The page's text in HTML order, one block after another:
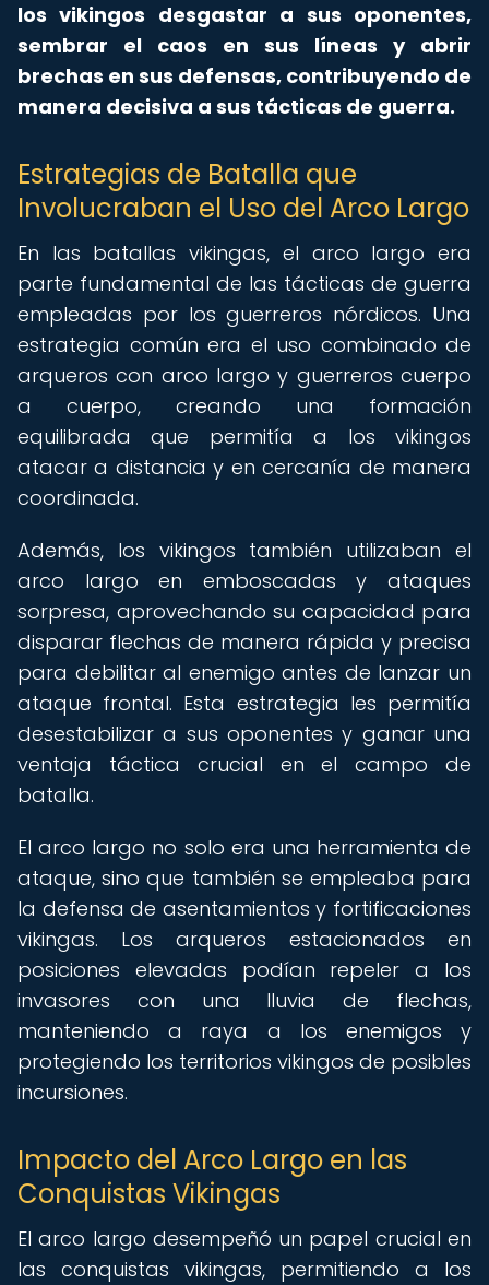
los vikingos desgastar a sus oponentes,
sembrar el caos en sus líneas y abrir
brechas en sus defensas, contribuyendo de
manera decisiva a sus tácticas de guerra.
Estrategias de Batalla que
Involucraban el Uso del Arco Largo
En las batallas vikingas, el arco largo era
parte fundamental de las tácticas de guerra
empleadas por los guerreros nórdicos. Una
estrategia común era el uso combinado de
arqueros con arco largo y guerreros cuerpo
a cuerpo, creando una formación
equilibrada que permitía a los vikingos
atacar a distancia y en cercanía de manera
coordinada.
Además, los vikingos también utilizaban el
arco largo en emboscadas y ataques
sorpresa, aprovechando su capacidad para
disparar flechas de manera rápida y precisa
para debilitar al enemigo antes de lanzar un
ataque frontal. Esta estrategia les permitía
desestabilizar a sus oponentes y ganar una
ventaja táctica crucial en el campo de
batalla.
El arco largo no solo era una herramienta de
ataque, sino que también se empleaba para
la defensa de asentamientos y fortificaciones
vikingas. Los arqueros estacionados en
posiciones elevadas podían repeler a los
invasores con una lluvia de flechas,
manteniendo a raya a los enemigos y
protegiendo los territorios vikingos de posibles
incursiones.
Impacto del Arco Largo en las
Conquistas Vikingas
El arco largo desempeñó un papel crucial en
las conquistas vikingas, permitiendo a los